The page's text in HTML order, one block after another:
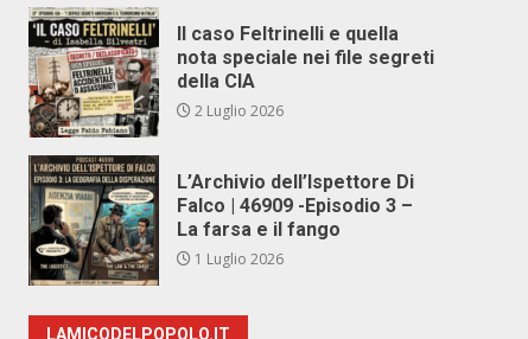
Il caso Feltrinelli e quella
nota speciale nei file segreti
della CIA
2 Luglio 2026
L’Archivio dell’Ispettore Di
Falco | 46909 -Episodio 3 –
La farsa e il fango
1 Luglio 2026
LAMICODELPOPOLO.IT